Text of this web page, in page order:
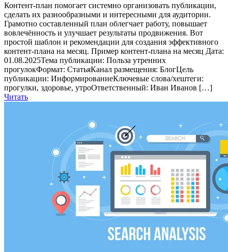
Контент-план помогает системно организовать публикации,
сделать их разнообразными и интересными для аудитории.
Грамотно составленный план облегчает работу, повышает
вовлечённость и улучшает результаты продвижения. Вот
простой шаблон и рекомендации для создания эффективного
контент-плана на месяц. Пример контент-плана на месяц Дата:
01.08.2025Тема публикации: Польза утренних
прогулокФормат: СтатьяКанал размещения: БлогЦель
публикации: ИнформированиеКлючевые слова/хештеги:
прогулки, здоровье, утроОтветственный: Иван Иванов […]
Читать